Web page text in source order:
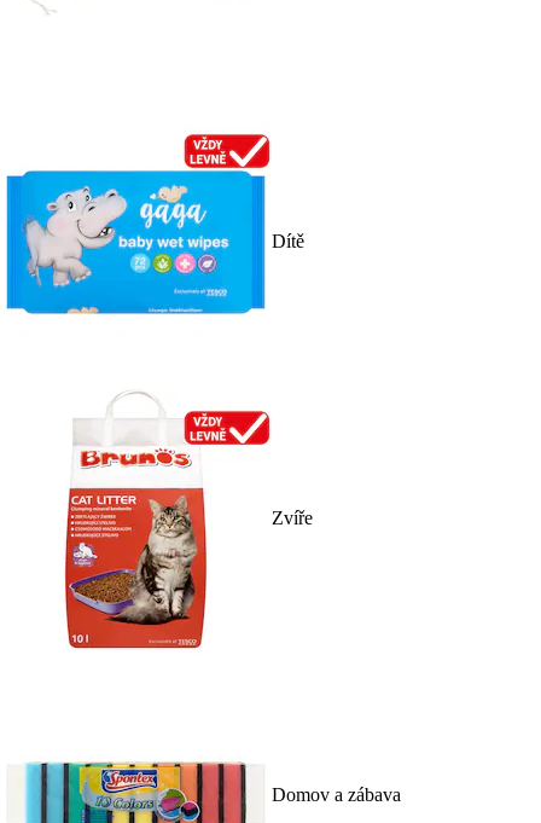
Dítě
Zvíře
Domov a zábava